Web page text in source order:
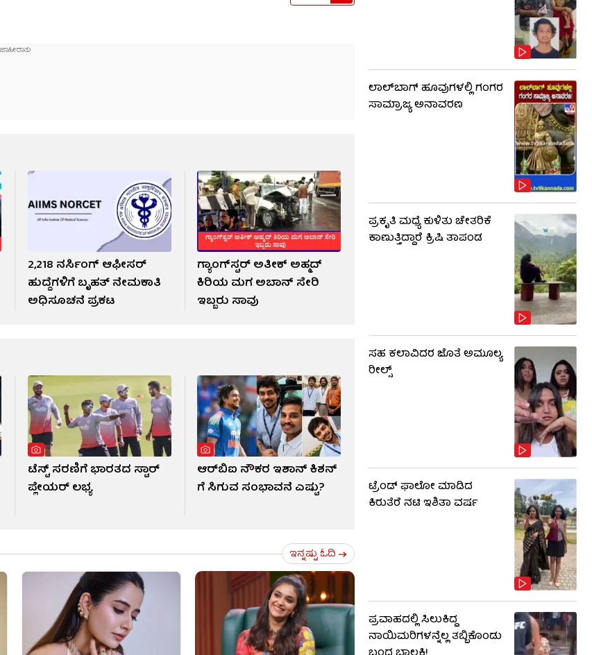
2,218 ನರ್ಸಿಂಗ್ ಆಫೀಸರ್
ಹುದ್ದೆಗಳಿಗೆ ಬೃಹತ್ ನೇಮಕಾತಿ
ಅಧಿಸೂಚನೆ ಪ್ರಕಟ
ಗ್ಯಾಂಗ್​ಸ್ಟರ್ ಅತೀಕ್ ಅಹ್ಮದ್
ಕಿರಿಯ ಮಗ ಅಬಾನ್ ಸೇರಿ
ಇಬ್ಬರು ಸಾವು
ಟೆಸ್ಟ್ ಸರಣಿಗೆ ಭಾರತದ ಸ್ಟಾರ್
ಪ್ಲೇಯರ್ ಲಭ್ಯ
ಆರ್​ಬಿಐ ನೌಕರ ಇಶಾನ್ ಕಿಶನ್​
ಗೆ ಸಿಗುವ ಸಂಭಾವನೆ ಎಷ್ಟು?
ಇನ್ನಷ್ಟು ಓದಿ
ಲಾಲ್​ಬಾಗ್ ಹೂವುಗಳಲ್ಲಿ ಗಂಗರ
ಸಾಮ್ರಾಜ್ಯ ಅನಾವರಣ
ಪ್ರಕೃತಿ ಮಧ್ಯೆ ಕುಳಿತು ಚೇತರಿಕೆ
ಕಾಣುತ್ತಿದ್ದಾರೆ ಕ್ರಿಷಿ ತಾಪಂಡ
ಸಹ ಕಲಾವಿದರ ಜೊತೆ ಅಮೂಲ್ಯ
ರೀಲ್ಸ್
ಟ್ರೆಂಡ್​​ ಫಾಲೋ ಮಾಡಿದ
ಕಿರುತೆರೆ ನಟಿ ಇಶಿತಾ ವರ್ಷ
ಪ್ರವಾಹದಲ್ಲಿ ಸಿಲುಕಿದ್ದ
ನಾಯಿಮರಿಗಳನ್ನೆಲ್ಲ ತಬ್ಬಿಕೊಂಡು